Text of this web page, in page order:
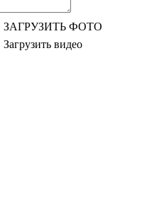
ЗАГРУЗИТЬ ФОТО
Загрузить видео